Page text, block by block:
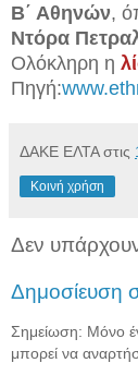
Β΄ Αθηνών,
Ντόρα
Ολόκληρη η
Πηγή:
ΔΑΚΕ ΕΛΤΑ στις
Κοινή χρήση
Δεν
Δημοσίευση
Σημείωση: Μόνο
μπορεί να